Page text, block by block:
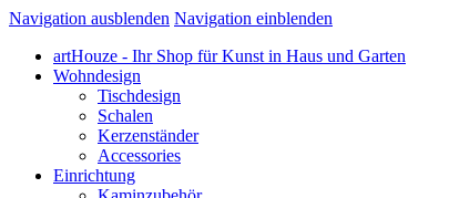
Navigation ausblenden Navigation einblenden
artHouze - Ihr Shop für Kunst in Haus und Garten
Wohndesign
Tischdesign
Schalen
Kerzenständer
Accessories
Einrichtung